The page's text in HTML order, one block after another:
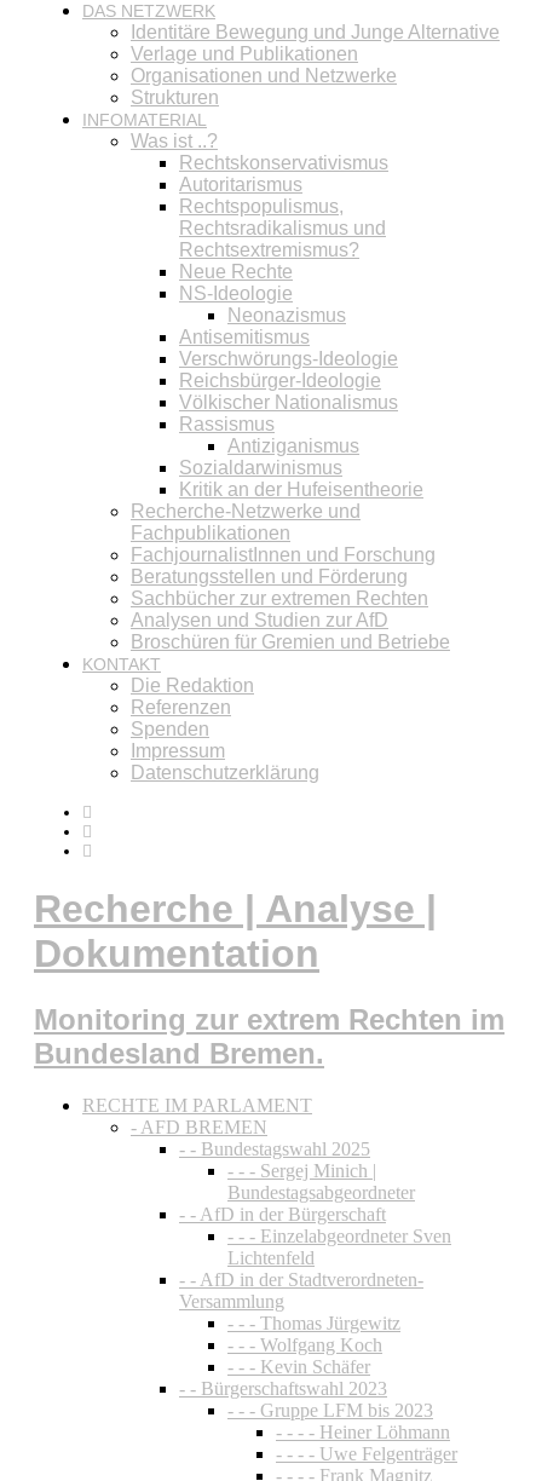
DAS NETZWERK
Identitäre Bewegung und Junge Alternative
Verlage und Publikationen
Organisationen und Netzwerke
Strukturen
INFOMATERIAL
Was ist ..?
Rechtskonservativismus
Autoritarismus
Rechtspopulismus,
Rechtsradikalismus und
Rechtsextremismus?
Neue Rechte
NS-Ideologie
Neonazismus
Antisemitismus
Verschwörungs-Ideologie
Reichsbürger-Ideologie
Völkischer Nationalismus
Rassismus
Antiziganismus
Sozialdarwinismus
Kritik an der Hufeisentheorie
Recherche-Netzwerke und
Fachpublikationen
FachjournalistInnen und Forschung
Beratungsstellen und Förderung
Sachbücher zur extremen Rechten
Analysen und Studien zur AfD
Broschüren für Gremien und Betriebe
KONTAKT
Die Redaktion
Referenzen
Spenden
Impressum
Datenschutzerklärung
Recherche | Analyse |
Dokumentation
Monitoring zur extrem Rechten im
Bundesland Bremen.
RECHTE IM PARLAMENT
- AFD BREMEN
- - Bundestagswahl 2025
- - - Sergej Minich |
Bundestagsabgeordneter
- - AfD in der Bürgerschaft
- - - Einzelabgeordneter Sven
Lichtenfeld
- - AfD in der Stadtverordneten-
Versammlung
- - - Thomas Jürgewitz
- - - Wolfgang Koch
- - - Kevin Schäfer
- - Bürgerschaftswahl 2023
- - - Gruppe LFM bis 2023
- - - - Heiner Löhmann
- - - - Uwe Felgenträger
- - - - Frank Magnitz